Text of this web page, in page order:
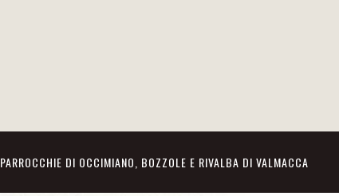
PARROCCHIE DI OCCIMIANO, BOZZOLE E RIVALBA DI VALMACCA